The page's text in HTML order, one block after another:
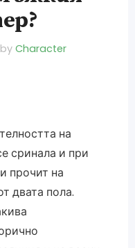
by Character
на
сринала и при
прочит на
двата пола.